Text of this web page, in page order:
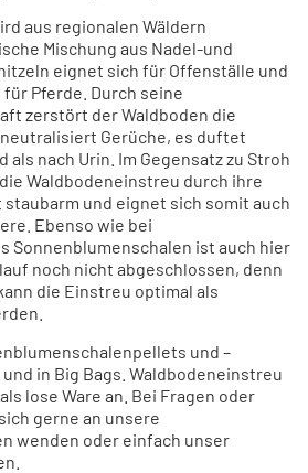
aus regionalen Wäldern
Mischung aus Nadel-und
eignet sich für Offenställe und
Pferde. Durch seine
zerstört der Waldboden die
Gerüche, es duftet
als nach Urin. Im Gegensatz zu Stroh
Waldbodeneinstreu durch ihre
und eignet sich somit auch
Ebenso wie bei
Sonnenblumenschalen ist auch hier
noch nicht abgeschlossen, denn
die Einstreu optimal als
und –
in Big Bags. Waldbodeneinstreu
lose Ware an. Bei Fragen oder
gerne an unsere
wenden oder einfach unser